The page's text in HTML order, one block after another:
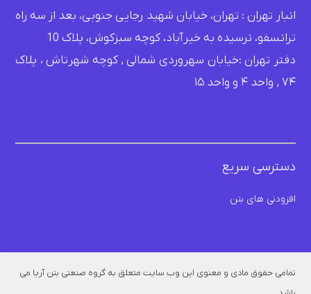
انبار تهران : تهران، خیابان شهید رجایی جنوبی، بعد از سه راه
ترانسفو، نرسیده به خیرآباد، کوچه سبزکوش، پلاک 10
دفتر تهران :خیابان سهروردی شمالی , کوچه شهرتاش ، پلاک
۷۴ , واحد ۴ و واحد ۱۵
دسترسی سریع
افزودنی های بتن
تمامی حقوق مادی و معنوی این وب سایت متعلق به گروه صنعتی بتن آریا می